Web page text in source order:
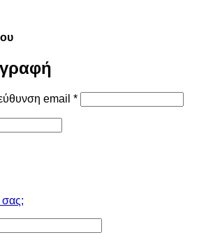
email *
σας;